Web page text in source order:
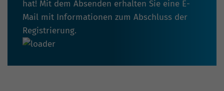
hat! Mit dem Absenden erhalten Sie eine E-
Mail mit Informationen zum Abschluss der
Registrierung.